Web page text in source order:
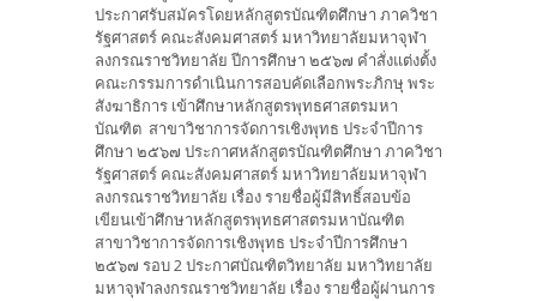
ประกาศรับสมัครโดยหลักสูตรบัณฑิตศึกษา ภาควิชา
รัฐศาสตร์ คณะสังคมศาสตร์ มหาวิทยาลัยมหาจุฬา
ลงกรณราชวิทยาลัย ปีการศึกษา ๒๕๖๗ คำสั่งแต่งตั้ง
คณะกรรมการดำเนินการสอบคัดเลือกพระภิกษุ พระ
สังฆาธิการ เข้าศึกษาหลักสูตรพุทธศาสตรมหา
บัณฑิต สาขาวิชาการจัดการเชิงพุทธ ประจำปีการ
ศึกษา ๒๕๖๗ ประกาศหลักสูตรบัณฑิตศึกษา ภาควิชา
รัฐศาสตร์ คณะสังคมศาสตร์ มหาวิทยาลัยมหาจุฬา
ลงกรณราชวิทยาลัย เรื่อง รายชื่อผู้มีสิทธิ์สอบข้อ
เขียนเข้าศึกษาหลักสูตรพุทธศาสตรมหาบัณฑิต
สาขาวิชาการจัดการเชิงพุทธ ประจำปีการศึกษา
๒๕๖๗ รอบ 2 ประกาศบัณฑิตวิทยาลัย มหาวิทยาลัย
มหาจุฬาลงกรณราชวิทยาลัย เรื่อง รายชื่อผู้ผ่านการ